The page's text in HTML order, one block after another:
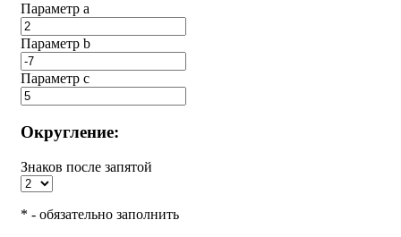
Параметр a
Параметр b
Параметр с
Округление:
Знаков после запятой
* - обязательно заполнить